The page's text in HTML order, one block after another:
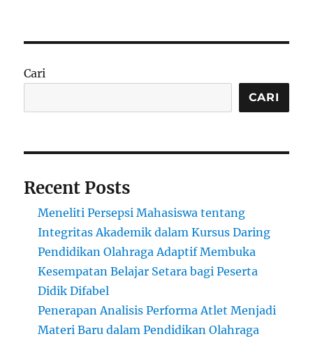
Cari
CARI
Recent Posts
Meneliti Persepsi Mahasiswa tentang
Integritas Akademik dalam Kursus Daring
Pendidikan Olahraga Adaptif Membuka
Kesempatan Belajar Setara bagi Peserta
Didik Difabel
Penerapan Analisis Performa Atlet Menjadi
Materi Baru dalam Pendidikan Olahraga